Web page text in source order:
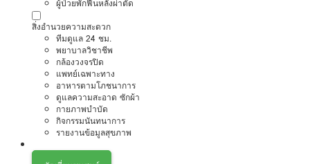
ผู้ป่วยพักฟื้นหลังผ่าตัด
สิ่งอำนวยความสะดวก
ทีมดูแล 24 ชม.
พยาบาลวิชาชีพ
กล้องวงจรปิด
แพทย์เฉพาะทาง
อาหารตามโภชนาการ
ดูแลความสะอาด ซักผ้า
กายภาพบำบัด
กิจกรรมนันทนาการ
รายงานข้อมูลสุขภาพ